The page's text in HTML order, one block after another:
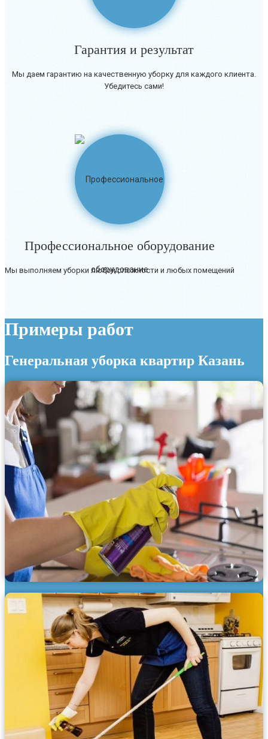
Гарантия и результат
Мы даем гарантию на качественную уборку для каждого клиента.
Убедитесь сами!
Профессиональное оборудование
Мы выполняем уборки любой сложности и любых помещений
Примеры работ
Генеральная уборка квартир Казань